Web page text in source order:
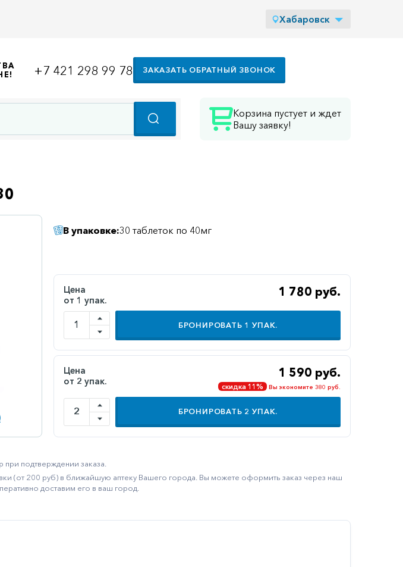
Хабаровск
Корзина пустует и ждет
Вашу заявку!
+7 421 298 99 78 ЗАКАЗАТЬ ОБРАТНЫЙ ЗВОНОК
В упаковке:30 таблеток по 40мг
Цена
от 1 упак.
1 780 руб.
БРОНИРОВАТЬ 1 УПАК.
Цена
от 2 упак.
1 590 руб.
скидка 11% Вы экономите 380 руб.
БРОНИРОВАТЬ 2 УПАК.
подтверждении заказа.
(от 200 руб) в ближайшую аптеку Вашего города. Вы можете оформить заказ через наш
доставим его в ваш город.